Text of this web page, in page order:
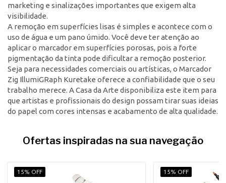
marketing e sinalizações importantes que exigem alta
visibilidade.
A remoção em superfícies lisas é simples e acontece com o
uso de água e um pano úmido. Você deve ter atenção ao
aplicar o marcador em superfícies porosas, pois a forte
pigmentação da tinta pode dificultar a remoção posterior.
Seja para necessidades comerciais ou artísticas, o Marcador
Zig IllumiGRaph Kuretake oferece a confiabilidade que o seu
trabalho merece. A Casa da Arte disponibiliza este item para
que artistas e profissionais do design possam tirar suas ideias
do papel com cores intensas e acabamento de alta qualidade.
Ofertas inspiradas na sua navegação
15% OFF 15% OFF